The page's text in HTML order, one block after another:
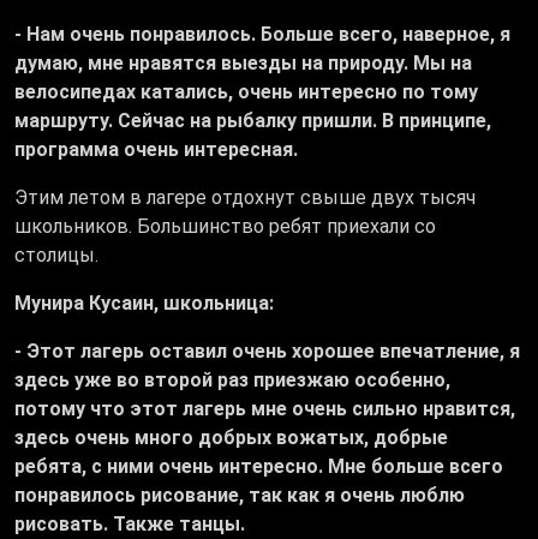
- Нам очень понравилось. Больше всего, наверное, я
думаю, мне нравятся выезды на природу. Мы на
велосипедах катались, очень интересно по тому
маршруту. Сейчас на рыбалку пришли. В принципе,
программа очень интересная.
Этим летом в лагере отдохнут свыше двух тысяч
школьников. Большинство ребят приехали со
столицы.
Мунира Кусаин, школьница:
- Этот лагерь оставил очень хорошее впечатление, я
здесь уже во второй раз приезжаю особенно,
потому что этот лагерь мне очень сильно нравится,
здесь очень много добрых вожатых, добрые
ребята, с ними очень интересно. Мне больше всего
понравилось рисование, так как я очень люблю
рисовать. Также танцы.